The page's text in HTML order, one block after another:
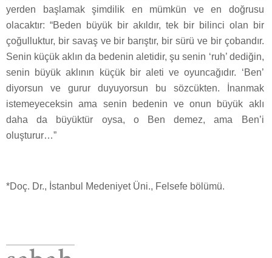
yerden başlamak şimdilik en mümkün ve en doğrusu
olacaktır: “Beden büyük bir akıldır, tek bir bilinci olan bir
çoğulluktur, bir savaş ve bir barıştır, bir sürü ve bir çobandır.
Senin küçük aklın da bedenin aletidir, şu senin ‘ruh’ dediğin,
senin büyük aklının küçük bir aleti ve oyuncağıdır. ‘Ben’
diyorsun ve gurur duyuyorsun bu sözcükten. İnanmak
istemeyeceksin ama senin bedenin ve onun büyük aklı
daha da büyüktür oysa, o Ben demez, ama Ben’i
oluşturur…”
*Doç. Dr., İstanbul Medeniyet Üni., Felsefe bölümü.